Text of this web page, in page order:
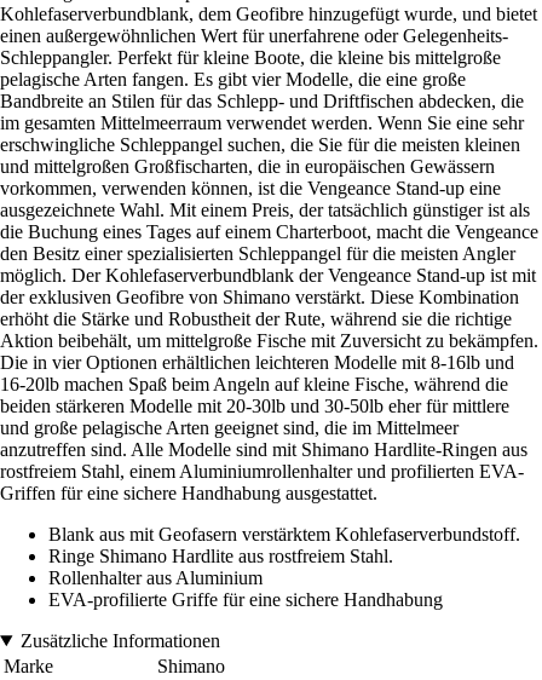
Kohlefaserverbundblank, dem Geofibre hinzugefügt wurde, und bietet
einen außergewöhnlichen Wert für unerfahrene oder Gelegenheits-
Schleppangler. Perfekt für kleine Boote, die kleine bis mittelgroße
pelagische Arten fangen. Es gibt vier Modelle, die eine große
Bandbreite an Stilen für das Schlepp- und Driftfischen abdecken, die
im gesamten Mittelmeerraum verwendet werden. Wenn Sie eine sehr
erschwingliche Schleppangel suchen, die Sie für die meisten kleinen
und mittelgroßen Großfischarten, die in europäischen Gewässern
vorkommen, verwenden können, ist die Vengeance Stand-up eine
ausgezeichnete Wahl. Mit einem Preis, der tatsächlich günstiger ist als
die Buchung eines Tages auf einem Charterboot, macht die Vengeance
den Besitz einer spezialisierten Schleppangel für die meisten Angler
möglich. Der Kohlefaserverbundblank der Vengeance Stand-up ist mit
der exklusiven Geofibre von Shimano verstärkt. Diese Kombination
erhöht die Stärke und Robustheit der Rute, während sie die richtige
Aktion beibehält, um mittelgroße Fische mit Zuversicht zu bekämpfen.
Die in vier Optionen erhältlichen leichteren Modelle mit 8-16lb und
16-20lb machen Spaß beim Angeln auf kleine Fische, während die
beiden stärkeren Modelle mit 20-30lb und 30-50lb eher für mittlere
und große pelagische Arten geeignet sind, die im Mittelmeer
anzutreffen sind. Alle Modelle sind mit Shimano Hardlite-Ringen aus
rostfreiem Stahl, einem Aluminiumrollenhalter und profilierten EVA-
Griffen für eine sichere Handhabung ausgestattet.
Blank aus mit Geofasern verstärktem Kohlefaserverbundstoff.
Ringe Shimano Hardlite aus rostfreiem Stahl.
Rollenhalter aus Aluminium
EVA-profilierte Griffe für eine sichere Handhabung
Zusätzliche Informationen
Marke
Shimano